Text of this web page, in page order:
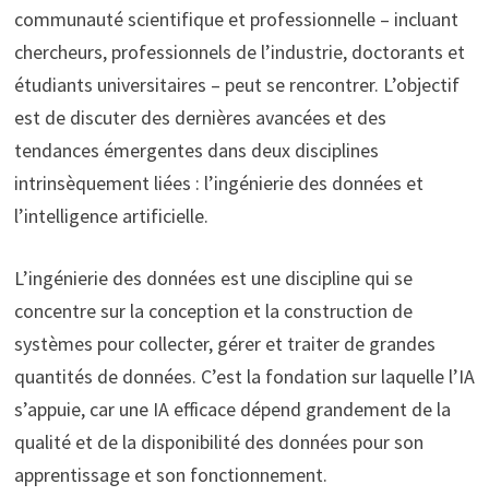
communauté scientifique et professionnelle – incluant
chercheurs, professionnels de l’industrie, doctorants et
étudiants universitaires – peut se rencontrer. L’objectif
est de discuter des dernières avancées et des
tendances émergentes dans deux disciplines
intrinsèquement liées : l’ingénierie des données et
l’intelligence artificielle.
L’ingénierie des données est une discipline qui se
concentre sur la conception et la construction de
systèmes pour collecter, gérer et traiter de grandes
quantités de données. C’est la fondation sur laquelle l’IA
s’appuie, car une IA efficace dépend grandement de la
qualité et de la disponibilité des données pour son
apprentissage et son fonctionnement.